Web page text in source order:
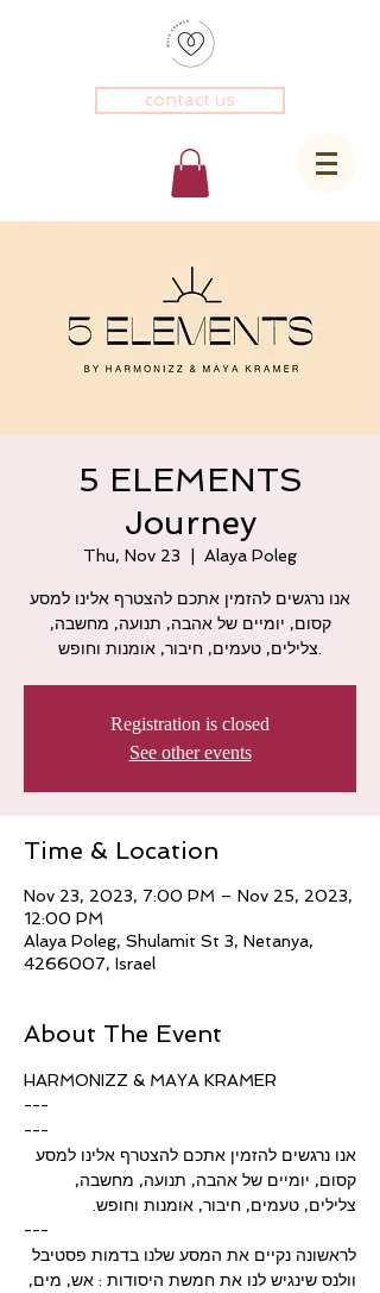
contact us
5 ELEMENTS
Journey
Thu, Nov 23 Alaya Poleg
אנו נרגשים להזמין אתכם להצטרף אלינו למסע
קסום, יומיים של אהבה, תנועה, מחשבה,
Registration is closed
See other events
Time & Location
Nov 23, 2023, 7:00 PM – Nov 25, 2023,
12:00 PM
Alaya Poleg, Shulamit St 3, Netanya,
4266007, Israel
About The Event
HARMONIZZ & MAYA KRAMER
---
---
אנו נרגשים להזמין אתכם להצטרף אלינו למסע
קסום, יומיים של אהבה, תנועה, מחשבה,
צלילים, טעמים, חיבור, אומנות וחופש.
---
לראשונה נקיים את המסע שלנו בדמות פסטיבל
וולנס שינגיש לנו את חמשת היסודות : אש, מים,